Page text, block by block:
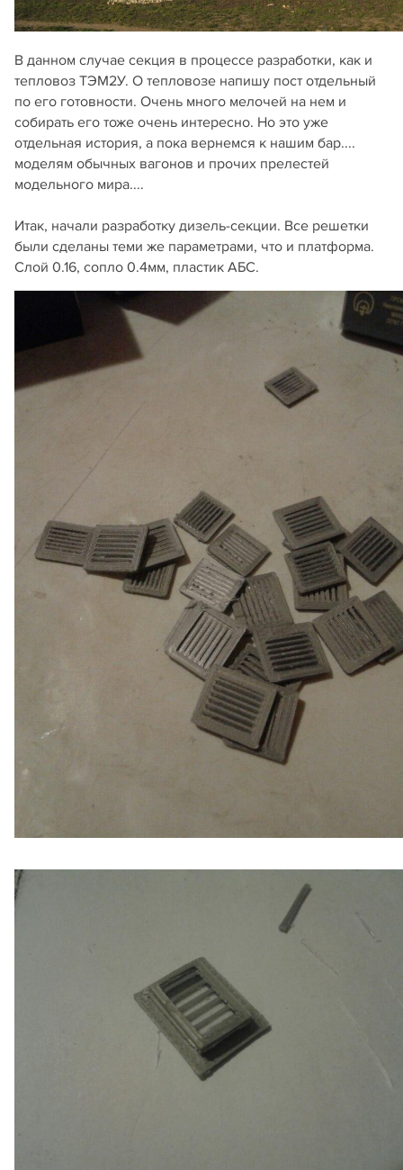
В данном случае секция в процессе разработки, как и
тепловоз ТЭМ2У. О тепловозе напишу пост отдельный
по его готовности. Очень много мелочей на нем и
собирать его тоже очень интересно. Но это уже
отдельная история, а пока вернемся к нашим бар....
моделям обычных вагонов и прочих прелестей
модельного мира....
Итак, начали разработку дизель-секции. Все решетки
были сделаны теми же параметрами, что и платформа.
Слой 0.16, сопло 0.4мм, пластик АБС.